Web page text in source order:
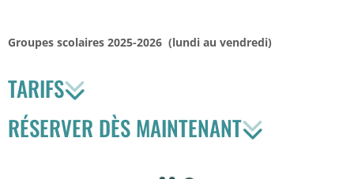
Groupes scolaires 2025-2026 (lundi au vendredi)
TARIFS
RÉSERVER DÈS MAINTENANT